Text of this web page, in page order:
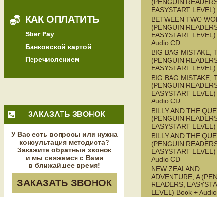
КАК ОПЛАТИТЬ
Sber Pay
Банковской картой
Перечислением
ЗАКАЗАТЬ ЗВОНОК
У Вас есть вопросы или нужна
консультация методиста?
Закажите обратный звонок
и мы свяжемся с Вами
в ближайшее время!
ЗАКАЗАТЬ ЗВОНОК
(PENGUIN
EASYSTART
BETWEEN TWO
(PENGUIN
EASYSTART
Audio CD
BIG BAG MISTAKE,
(PENGUIN
EASYSTART
BIG BAG MISTAKE,
(PENGUIN
EASYSTART
Audio CD
BILLY AND THE
(PENGUIN
EASYSTART
BILLY AND THE
(PENGUIN
EASYSTART
Audio CD
NEW ZEALAND
ADVENTURE, A
READERS,
LEVEL) Book +